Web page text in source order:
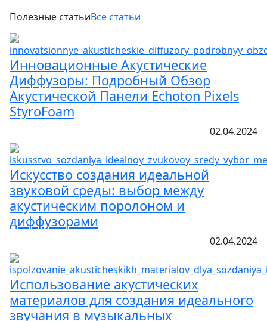
Полезные статьиВсе статьи
Инновационные Акустические
Диффузоры: Подробный Обзор
Акустической Панели Echoton Pixels
StyroFoam
02.04.2024
Искусство создания идеальной
звуковой среды: выбор между
акустическим поролоном и
диффузорами
02.04.2024
Использование акустических
материалов для создания идеального
звучания в музыкальных